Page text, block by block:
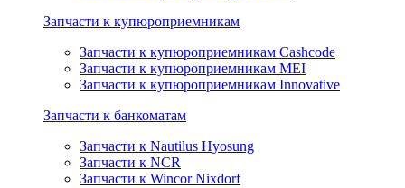
Запчасти к купюроприемникам
Запчасти к купюроприемникам Cashcode
Запчасти к купюроприемникам MEI
Запчасти к купюроприемникам Innovative
Запчасти к банкоматам
Запчасти к Nautilus Hyosung
Запчасти к NCR
Запчасти к Wincor Nixdorf